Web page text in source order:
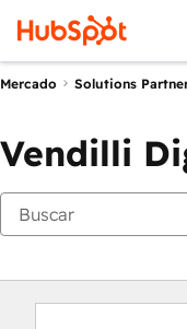
Mercado Solutions
Vendilli